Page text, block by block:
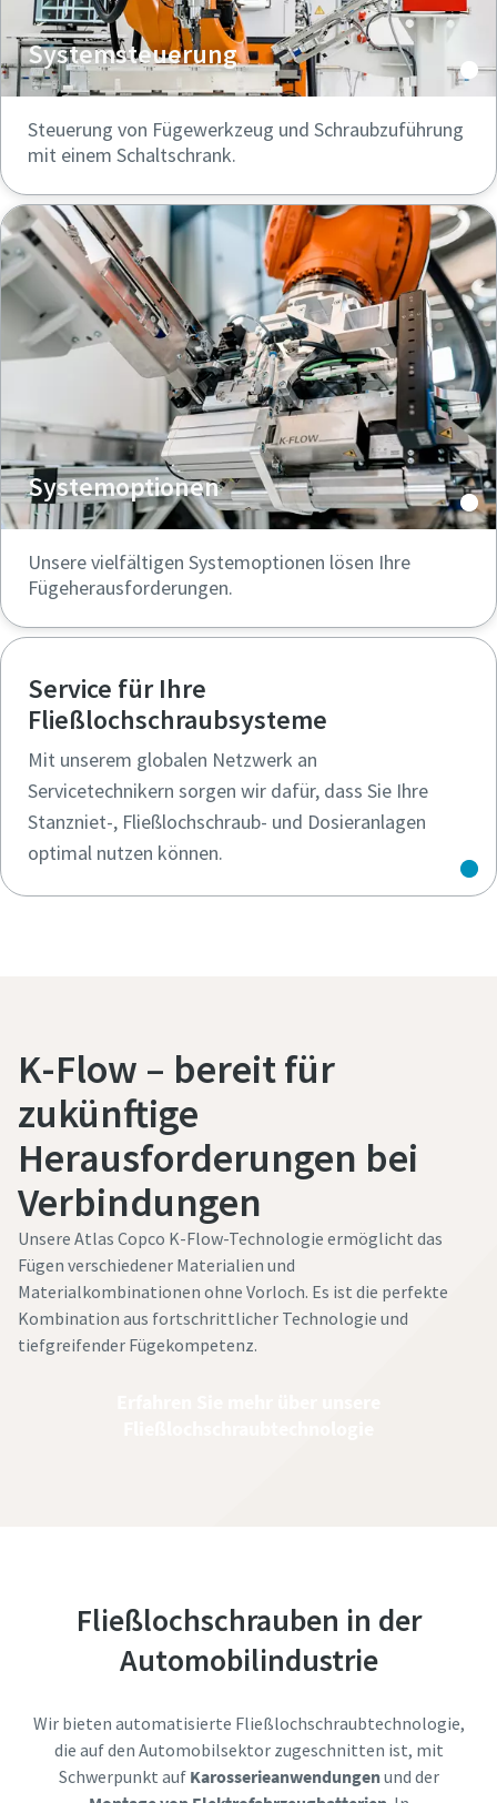
Systemsteuerung
Steuerung von Fügewerkzeug und Schraubzuführung
mit einem Schaltschrank.
Systemoptionen
Unsere vielfältigen Systemoptionen lösen Ihre
Fügeherausforderungen.
Service für Ihre
Fließlochschraubsysteme
Mit unserem globalen Netzwerk an
Servicetechnikern sorgen wir dafür, dass Sie Ihre
Stanzniet-, Fließlochschraub- und Dosieranlagen
optimal nutzen können.
K-Flow – bereit für
zukünftige
Herausforderungen bei
Verbindungen
Unsere Atlas Copco K-Flow-Technologie ermöglicht das
Fügen verschiedener Materialien und
Materialkombinationen ohne Vorloch. Es ist die perfekte
Kombination aus fortschrittlicher Technologie und
tiefgreifender Fügekompetenz.
Fließlochschrauben in der
Automobilindustrie
Wir bieten automatisierte Fließlochschraubtechnologie,
die auf den Automobilsektor zugeschnitten ist, mit
Schwerpunkt auf Karosserieanwendungenund der